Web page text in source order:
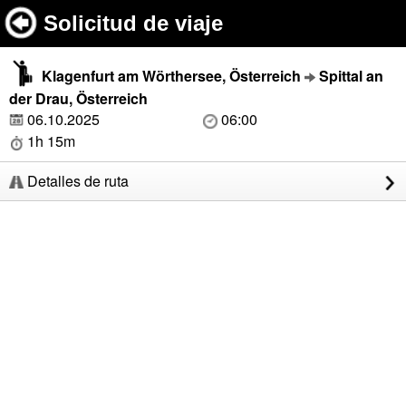
Solicitud de viaje
Klagenfurt am Wörthersee, Österreich
Spittal an
der Drau, Österreich
06.10.2025
06:00
1h 15m
Detalles de ruta